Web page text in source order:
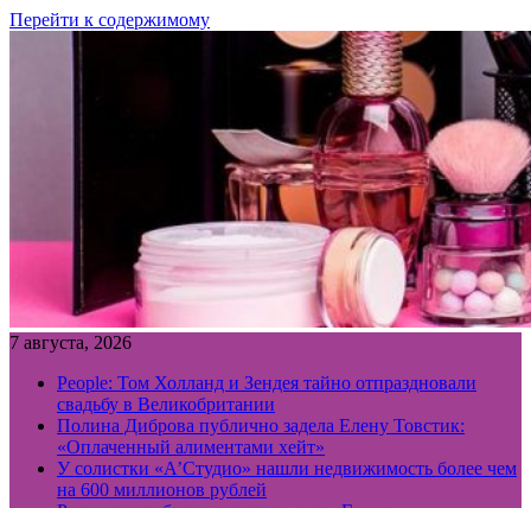
Перейти к содержимому
7 августа, 2026
People: Том Холланд и Зендея тайно отпраздновали
свадьбу в Великобритании
Полина Диброва публично задела Елену Товстик:
«Оплаченный алиментами хейт»
У солистки «А’Студио» нашли недвижимость более чем
на 600 миллионов рублей